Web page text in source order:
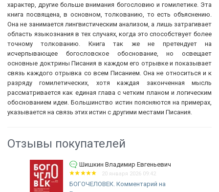
характер, другие больше внимания богословию и гомилетике. Эта
книга посвящена, в основном, толкованию, то есть объяснению.
Она не занимается лингвистическим анализом, а лишь затрагивает
область языкознания в тех случаях, когда это способствует более
точному толкованию. Книга так же не претендует на
исчерпывающее богословское обоснование, но освещает
основные доктрины Писания в каждом его отрывке и показывает
связь каждого отрывка со всем Писанием. Она не относиться и к
разряду гомилетических, хотя каждая законченная мысль
рассматривается как единая глава с четким планом и логическим
обоснованием идеи. Большинство истин поясняются на примерах,
указывается на связь этих истин с другими местами Писания.
Отзывы покупателей
Шишкин Владимир Евгеньевич
20 января 2026 09:42
БОГОЧЕЛОВЕК. Комментарий на